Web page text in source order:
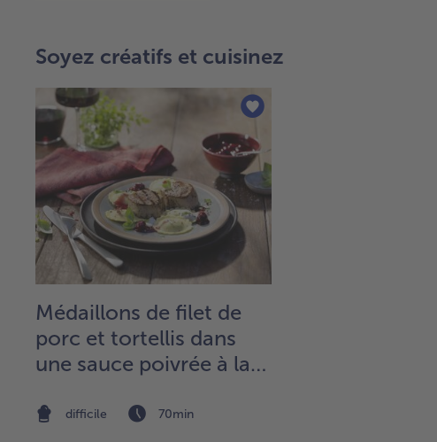
Soyez créatifs et cuisinez
Médaillons de filet de
porc et tortellis dans
une sauce poivrée à la
ricotta
difficile 70min